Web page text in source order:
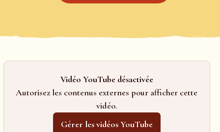
Vidéo YouTube désactivée
Autorisez les contenus externes pour afficher cette
vidéo.
Gérer les vidéos YouTube